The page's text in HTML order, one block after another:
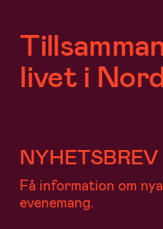
livet i
NYHETSBREV
Få information om
evenemang.